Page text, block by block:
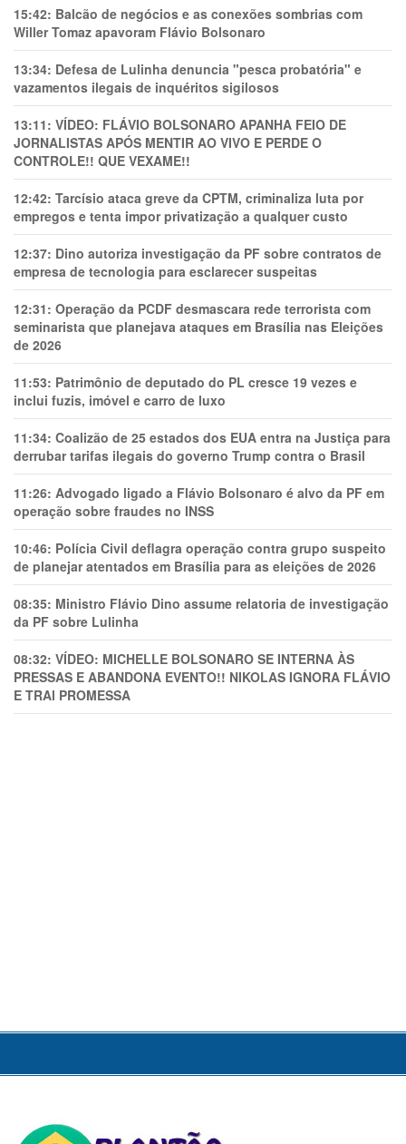
15:42: Balcão de negócios e as conexões sombrias com
Willer Tomaz apavoram Flávio Bolsonaro
13:34: Defesa de Lulinha denuncia "pesca probatória" e
vazamentos ilegais de inquéritos sigilosos
13:11: VÍDEO: FLÁVIO BOLSONARO APANHA FEIO DE
JORNALISTAS APÓS MENTIR AO VIVO E PERDE O
CONTROLE!! QUE VEXAME!!
12:42: Tarcísio ataca greve da CPTM, criminaliza luta por
empregos e tenta impor privatização a qualquer custo
12:37: Dino autoriza investigação da PF sobre contratos de
empresa de tecnologia para esclarecer suspeitas
12:31: Operação da PCDF desmascara rede terrorista com
seminarista que planejava ataques em Brasília nas Eleições
de 2026
11:53: Patrimônio de deputado do PL cresce 19 vezes e
inclui fuzis, imóvel e carro de luxo
11:34: Coalizão de 25 estados dos EUA entra na Justiça para
derrubar tarifas ilegais do governo Trump contra o Brasil
11:26: Advogado ligado a Flávio Bolsonaro é alvo da PF em
operação sobre fraudes no INSS
10:46: Polícia Civil deflagra operação contra grupo suspeito
de planejar atentados em Brasília para as eleições de 2026
08:35: Ministro Flávio Dino assume relatoria de investigação
da PF sobre Lulinha
08:32: VÍDEO: MICHELLE BOLSONARO SE INTERNA ÀS
PRESSAS E ABANDONA EVENTO!! NIKOLAS IGNORA FLÁVIO
E TRAl PROMESSA